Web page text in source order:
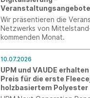
einheitlichen
mehr Orientierung,
Wertigkeit auf der
Wir präsentieren die
Netzwerks von
kommenden Monat.
10.07.2026
UPM und VAUDE
Preis für die erste
holzbasiertem Polyester